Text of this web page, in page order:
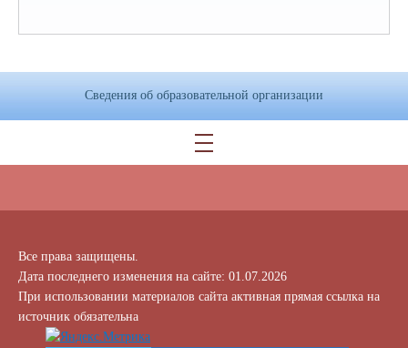
Сведения об образовательной организации
Все права защищены.
Дата последнего изменения на сайте: 01.07.2026
При использовании материалов сайта активная прямая ссылка на
источник обязательна